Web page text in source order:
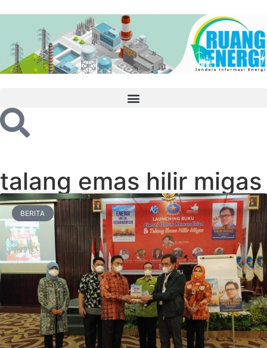
talang emas hilir migas
BERITA